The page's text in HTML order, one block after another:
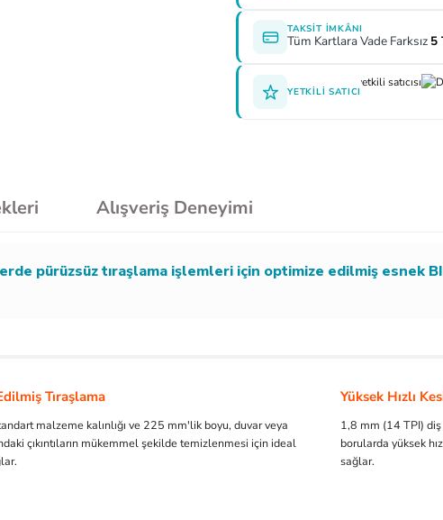
TAKSIT İMKÂNI
Tüm Kartlara Vade Farksız 5
YETKILI SATICI
Alışveriş Deneyimi
pürüzsüz tıraşlama işlemleri için optimize edilmiş esnek
Tıraşlama
malzeme kalınlığı ve 225 mm'lik boyu, duvar veya
çıkıntıların mükemmel şekilde temizlenmesi için ideal
Yüksek Hızlı
1,8 mm (14 TPI)
borularda yüksek
sağlar.